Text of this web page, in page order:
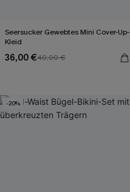
Seersucker Gewebtes Mini Cover-Up-
Kleid
36,00 €40,00 €
-20%